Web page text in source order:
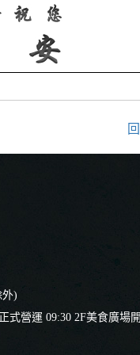
外)
2F美食廣場開門